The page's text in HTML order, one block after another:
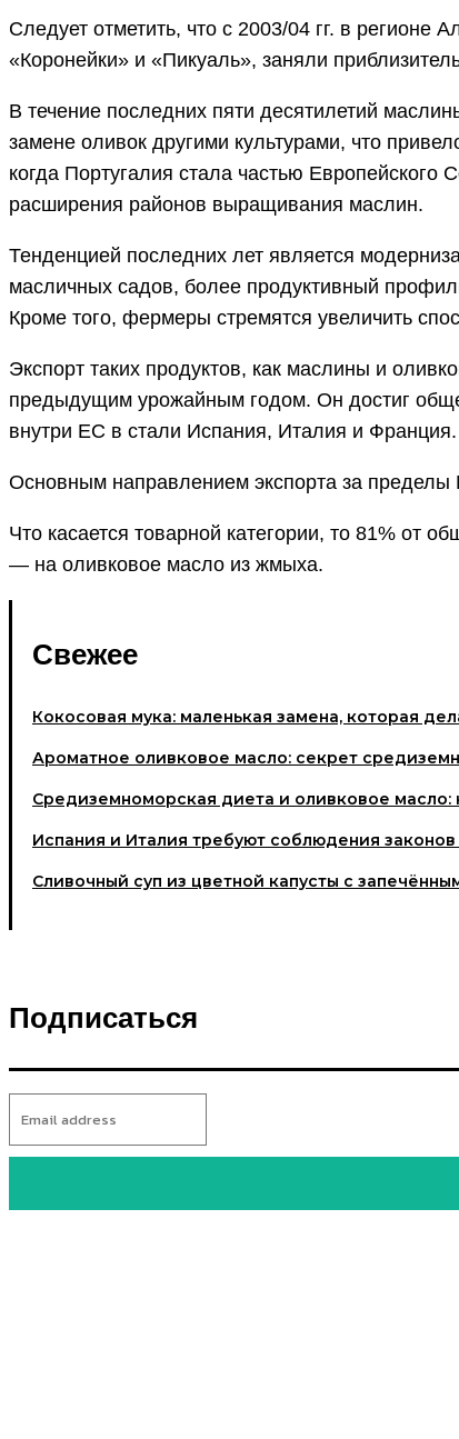
Следует отметить, что с 2003/04 гг. в
«Коронейки» и «Пикуаль», заняли
В течение последних пяти десятилетий
замене оливок другими культурами, что
когда Португалия стала частью
расширения районов выращивания маслин.
Тенденцией последних лет является
масличных садов, более продуктивный
Кроме того, фермеры стремятся увеличить
Экспорт таких продуктов, как маслины и
предыдущим урожайным годом. Он достиг
внутри ЕС в стали Испания, Италия и Франция.
Основным направлением экспорта за пределы
Что касается товарной категории, то 81% от
— на оливковое масло из жмыха.
Свежее
Кокосовая мука: маленькая замена, которая
Ароматное оливковое масло: секрет
Средиземноморская диета и оливковое
Испания и Италия требуют соблюдения
Cливочный суп из цветной капусты с
Подписаться